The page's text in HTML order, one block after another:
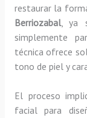
restaurar la
Berriozabal, ya
simplemente
técnica ofrece
tono de piel y
El proceso
facial para